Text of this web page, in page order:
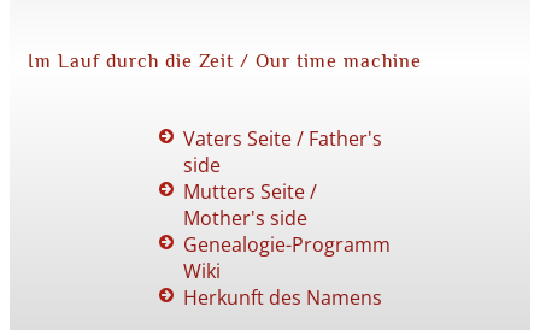
Im Lauf durch die Zeit / Our time machine
Vaters Seite / Father's
side
Mutters Seite /
Mother's side
Genealogie-Programm
Wiki
Herkunft des Namens